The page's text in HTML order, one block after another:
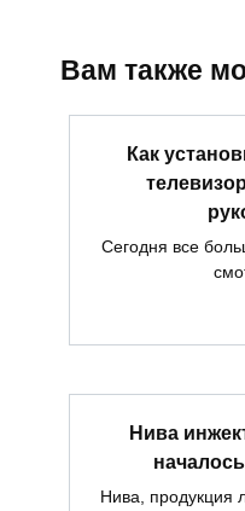
Вам также
Как
Сегодня все
Нива
Нива, продукция